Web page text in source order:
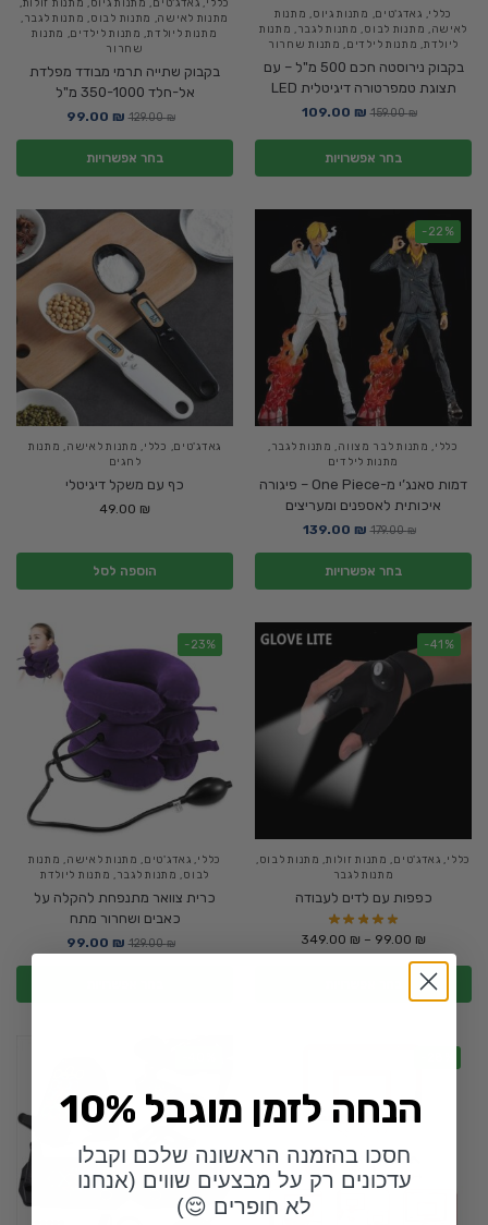
כללי, גאדג'טים, מתנות גיוס, מתנות
לאישה, מתנות לבוס, מתנות לגבר, מתנות
ליולדת, מתנות לילדים, מתנות שחרור
בקבוק נירוסטה חכם 500 מ"ל – עם
תצוגת טמפרטורה דיגיטלית LED
159.00₪
109.00 ₪
בחר אפשרויות
כללי, גאדג'טים, מתנות גיוס, מתנות זולות,
מתנות לאישה, מתנות לבוס, מתנות לגבר,
מתנות ליולדת, מתנות לילדים, מתנות
שחרור
בקבוק שתייה תרמי מבודד מפלדת
אל-חלד 350-1000 מ"ל
129.00₪
99.00 ₪
בחר אפשרויות
-22%
כללי, מתנות לבר מצווה, מתנות לגבר,
מתנות לילדים
דמות סאנג’י מ-One Piece – פיגורה
איכותית לאספנים ומעריצים
179.00₪
139.00 ₪
בחר אפשרויות
גאדג'טים, כללי, מתנות לאישה, מתנות
לחגים
כף עם משקל דיגיטלי
49.00 ₪
הוספה לסל
-41%
כללי, גאדג'טים, מתנות זולות, מתנות לבוס,
מתנות לגבר
כפפות עם לדים לעבודה
99.00 ₪
–
349.00 ₪
-23%
כללי, גאדג'טים, מתנות לאישה, מתנות
לבוס, מתנות לגבר, מתנות ליולדת
כרית צוואר מתנפחת להקלה על
כאבים ושחרור מתח
129.00₪
99.00 ₪
10% הנחה לזמן מוגבל
חסכו בהזמנה הראשונה שלכם וקבלו
עדכונים רק על מבצעים שווים (אנחנו
לא חופרים 😌)